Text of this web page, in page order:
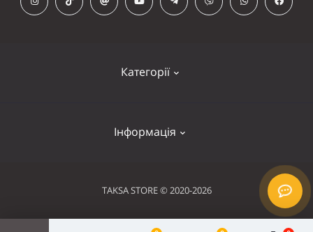
Категорії
Інформація
TAKSA STORE © 2020-2026